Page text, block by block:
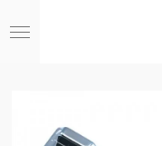
direct